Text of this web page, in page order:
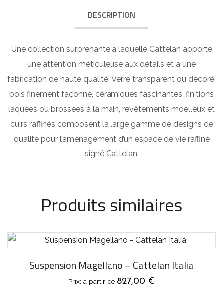
DESCRIPTION
Une collection surprenante à laquelle Cattelan apporte
une attention méticuleuse aux détails et à une
fabrication de haute qualité. Verre transparent ou décoré,
bois finement façonné, céramiques fascinantes, finitions
laquées ou brossées à la main, revêtements moelleux et
cuirs raffinés composent la large gamme de designs de
qualité pour l’aménagement d’un espace de vie raffiné
signé Cattelan.
Produits similaires
Suspension Magellano – Cattelan Italia
827,00 €